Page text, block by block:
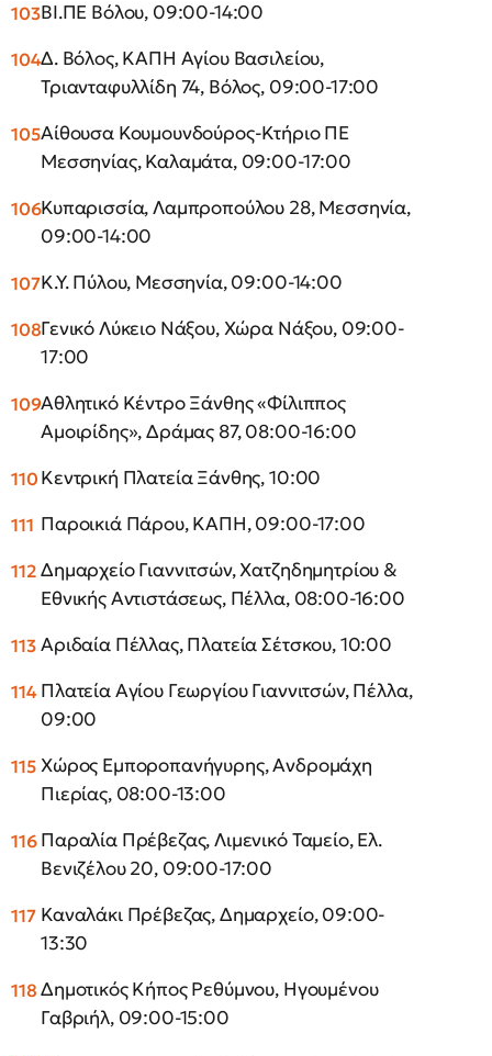
ΒΙ.ΠΕ Βόλου, 09:00-14:00
Δ. Βόλος, ΚΑΠΗ Αγίου Βασιλείου,
Τριανταφυλλίδη 74, Βόλος, 09:00-17:00
Αίθουσα Κουμουνδούρος-Κτήριο ΠΕ
Μεσσηνίας, Καλαμάτα, 09:00-17:00
Κυπαρισσία, Λαμπροπούλου 28, Μεσσηνία,
09:00-14:00
Κ.Υ. Πύλου, Μεσσηνία, 09:00-14:00
Γενικό Λύκειο Νάξου, Χώρα Νάξου, 09:00-
17:00
Αθλητικό Κέντρο Ξάνθης «Φίλιππος
Αμοιρίδης», Δράμας 87, 08:00-16:00
Κεντρική Πλατεία Ξάνθης, 10:00
Παροικιά Πάρου, ΚΑΠΗ, 09:00-17:00
Δημαρχείο Γιαννιτσών, Χατζηδημητρίου &
Εθνικής Αντιστάσεως, Πέλλα, 08:00-16:00
Αριδαία Πέλλας, Πλατεία Σέτσκου, 10:00
Πλατεία Αγίου Γεωργίου Γιαννιτσών, Πέλλα,
09:00
Χώρος Εμποροπανήγυρης, Ανδρομάχη
Πιερίας, 08:00-13:00
Παραλία Πρέβεζας, Λιμενικό Ταμείο, Ελ.
Βενιζέλου 20, 09:00-17:00
Καναλάκι Πρέβεζας, Δημαρχείο, 09:00-
13:30
Δημοτικός Κήπος Ρεθύμνου, Ηγουμένου
Γαβριήλ, 09:00-15:00